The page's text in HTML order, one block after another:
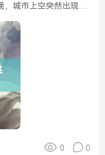
城市上空突然出现了
社交平台，迅速...
0 0